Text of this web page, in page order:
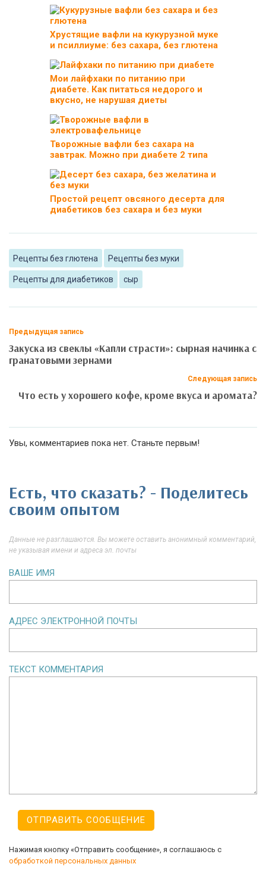
Хрустящие вафли на кукурузной муке
и псиллиуме: без сахара, без глютена
Мои лайфхаки по питанию при
диабете. Как питаться недорого и
вкусно, не нарушая диеты
Творожные вафли без сахара на
завтрак. Можно при диабете 2 типа
Простой рецепт овсяного десерта для
диабетиков без сахара и без муки
Рецепты без глютена Рецепты без муки
Рецепты для диабетиков сыр
Предыдущая запись
Закуска из свеклы «Капли страсти»: сырная начинка с
гранатовыми зернами
Следующая запись
Что есть у хорошего кофе, кроме вкуса и аромата?
Увы, комментариев пока нет. Станьте первым!
Есть, что сказать? - Поделитесь
своим опытом
Данные не разглашаются. Вы можете оставить анонимный комментарий,
не указывая имени и адреса эл. почты
ВАШЕ ИМЯ
АДРЕС ЭЛЕКТРОННОЙ ПОЧТЫ
ТЕКСТ КОММЕНТАРИЯ
Нажимая кнопку «Отправить сообщение», я соглашаюсь с
обработкой персональных данных